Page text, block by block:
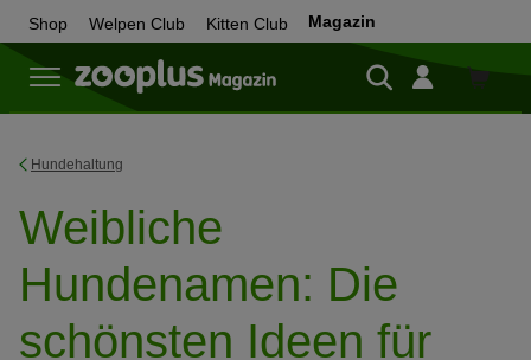
Shop Welpen Club Kitten Club Magazin
Zum
Hundehaltung
Weibliche
Hundenamen: Die
schönsten Ideen für